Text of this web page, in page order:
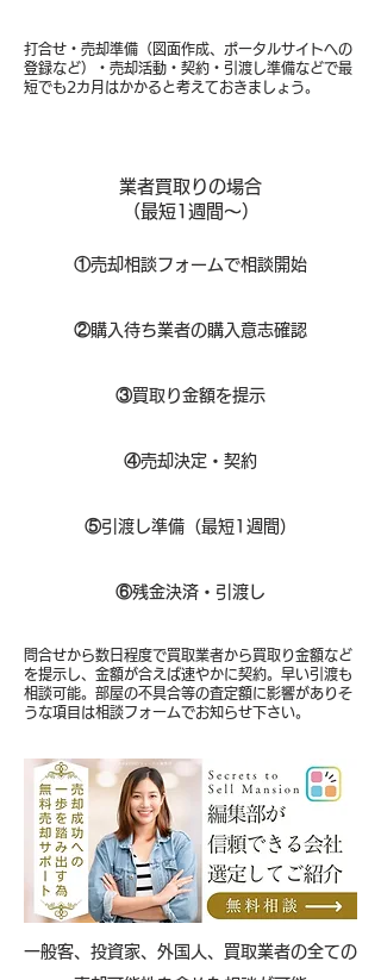
打合せ・売却準備（図面作成、ポータルサイトへの
登録など）・売却活動・契約・引渡し準備などで最
短でも2カ月はかかると考えておきましょう。
業者買取りの場合
（​最短1週間～）
①​売却相談フォームで相談開始
②購入待ち業者の購入意志確認
③買取り金額を提示
④売却決定・契約
⑤引渡し準備（最短1週間）
⑥残金決済・引渡し
問合せから数日程度で買取業者から買取り金額など
を提示し、金額が合えば速やかに契約。早い引渡も
相談可能。部屋の不具合等の査定額に影響がありそ
うな項目は相談フォームでお知らせ下さい。
​一般客、投資家、外国人、買取業者の全ての